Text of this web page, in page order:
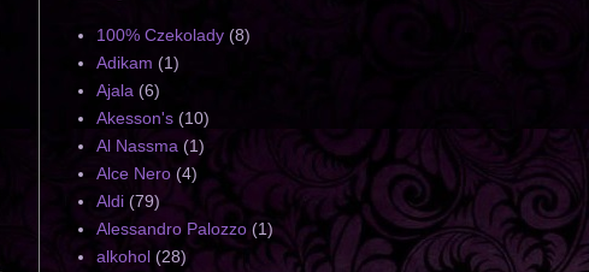
100% Czekolady (8)
Adikam (1)
Ajala (6)
Akesson's (10)
Al Nassma (1)
Alce Nero (4)
Aldi (79)
Alessandro Palozzo (1)
alkohol (28)